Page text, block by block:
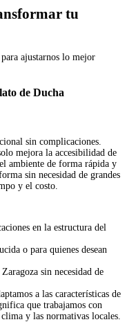
tu
ajustarnos lo mejor
de Ducha
sin complicaciones.
mejora la accesibilidad de
ambiente de forma rápida y
sin necesidad de grandes
y el costo.
en la estructura del
o para quienes desean
sin necesidad de
a las características de
que trabajamos con
y las normativas locales.